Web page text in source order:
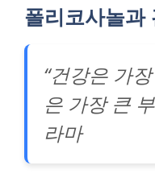
폴리코사놀과
“건강은 가
은 가장 큰
라마